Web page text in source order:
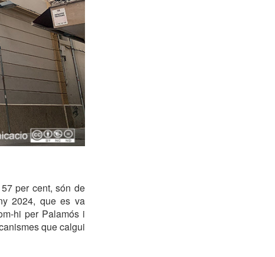
per cent, són de
2024, que es va
hi per Palamós i
que calgui